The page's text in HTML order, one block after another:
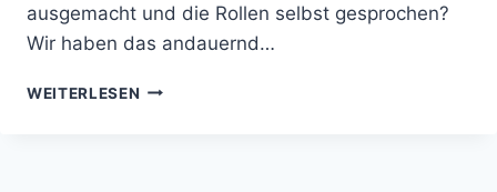
ausgemacht und die Rollen selbst gesprochen?
Wir haben das andauernd…
WEITERLESEN EMPFEHLUNG